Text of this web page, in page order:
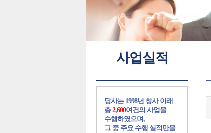
사업실적
당사는 1998년 창사 이래
총2,600여건의 사업을
수행하였으며,
그 중 주요 수행 실적만을